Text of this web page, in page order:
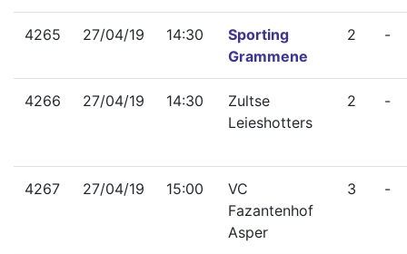
4265 27/04/19 14:30
Sporting
Grammene
2 -
4266 27/04/19 14:30
Zultse
Leieshotters
2 -
4267 27/04/19 15:00
VC
Fazantenhof
Asper
3 -